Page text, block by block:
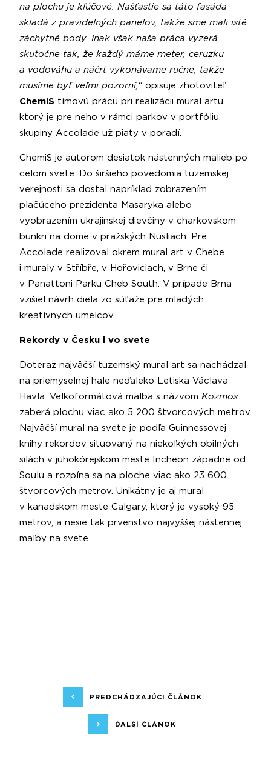
na plochu je kľúčové. Našťastie sa táto fasáda
skladá z pravidelných panelov, takže sme mali isté
záchytné body. Inak však naša práca vyzerá
skutočne tak, že každý máme meter, ceruzku
a vodováhu a náčrt vykonávame ručne, takže
musíme byť veľmi pozorní,“ opisuje zhotoviteľ
ChemiS tímovú prácu pri realizácii mural artu,
ktorý je pre neho v rámci parkov v portfóliu
skupiny Accolade už piaty v poradí.
ChemiS je autorom desiatok nástenných malieb po
celom svete. Do širšieho povedomia tuzemskej
verejnosti sa dostal napríklad zobrazením
plačúceho prezidenta Masaryka alebo
vyobrazením ukrajinskej dievčiny v charkovskom
bunkri na dome v pražských Nusliach. Pre
Accolade realizoval okrem mural art v Chebe
i muraly v Stříbře, v Hořoviciach, v Brne či
v Panattoni Parku Cheb South. V prípade Brna
vzišiel návrh diela zo súťaže pre mladých
kreatívnych umelcov.
Rekordy v Česku i vo svete
Doteraz najväčší tuzemský mural art sa nachádzal
na priemyselnej hale neďaleko Letiska Václava
Havla. Veľkoformátová maľba s názvom Kozmos
zaberá plochu viac ako 5 200 štvorcových metrov.
Najväčší mural na svete je podľa Guinnessovej
knihy rekordov situovaný na niekoľkých obilných
silách v juhokórejskom meste Incheon západne od
Soulu a rozpína sa na ploche viac ako 23 600
štvorcových metrov. Unikátny je aj mural
v kanadskom meste Calgary, ktorý je vysoký 95
metrov, a nesie tak prvenstvo najvyššej nástennej
maľby na svete.
PREDCHÁDZAJÚCI ČLÁNOK
ĎALŠÍ ČLÁNOK